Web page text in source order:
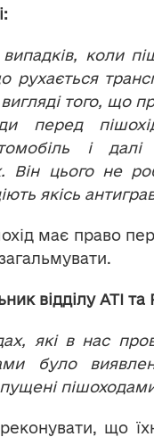
коли
рухається
того, що
перед
і далі
Він цього не
якісь
має право
відділу АТІ та
які в нас
було
що